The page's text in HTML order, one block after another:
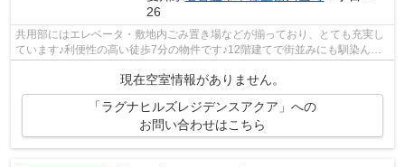
26
共用部にはエレベータ・敷地内ごみ置き場などが揃っており、とても充実し
ています♪利便性の高い徒歩7分の物件です♪12階建てで街並みにも馴染んだ
現在空室情報がありません。
「ラグナヒルズレジデンスアクア」への
お問い合わせはこちら